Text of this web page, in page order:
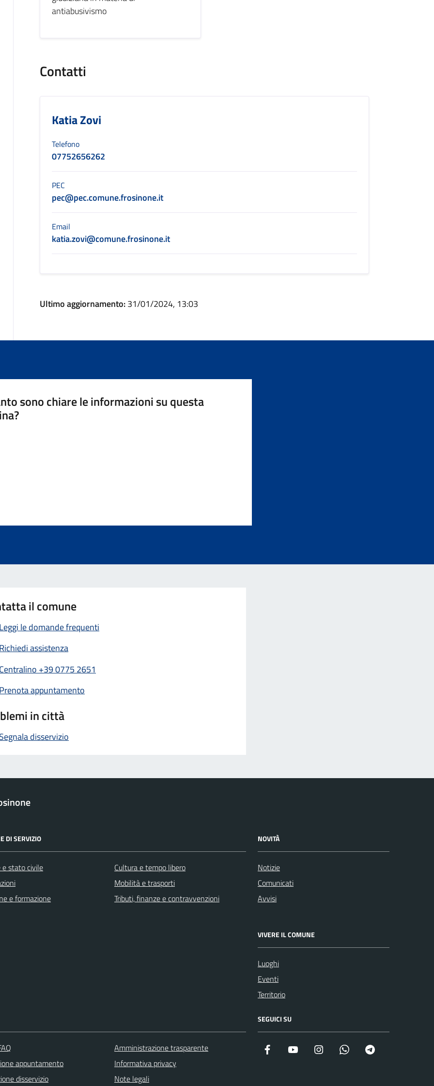
antiabusivismo
Contatti
Katia Zovi
Telefono
07752656262
PEC
pec@pec.comune.frosinone.it
Email
katia.zovi@comune.frosinone.it
Ultimo aggiornamento:31/01/2024, 13:03
sono chiare le informazioni su questa
5 stelle su 5
4 stelle su 5
3 stelle su 5
2 stelle su 5
il comune
Leggi le domande frequenti
Richiedi assistenza
Centralino +39 0775 2651
Prenota appuntamento
in città
Segnala disservizio
DI SERVIZIO
e stato civile
e formazione
Cultura e tempo libero
Mobilità e trasporti
Tributi, finanze e contravvenzioni
NOVITÀ
Notizie
Comunicati
Avvisi
VIVERE IL COMUNE
Luoghi
Eventi
Territorio
appuntamento
disservizio
Amministrazione trasparente
Informativa privacy
Note legali
SEGUICI SU
Facebook YouTube Instagram WhatsApp